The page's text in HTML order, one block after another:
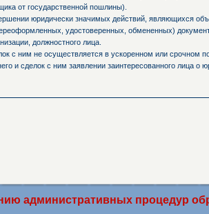
от государственной пошлины).
юридически значимых действий, являющихся
удостоверенных, обмененных)
должностного лица.
с ним не осуществляется в ускоренном или срочном
и сделок с ним заявлении заинтересованного лица
административных процедур